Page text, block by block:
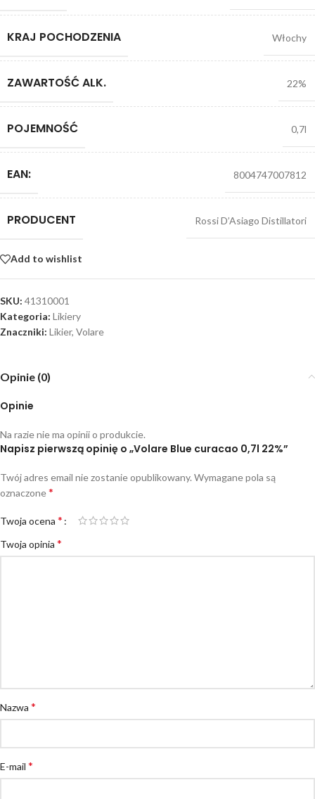
KRAJ POCHODZENIA Włochy
ZAWARTOŚĆ ALK. 22%
POJEMNOŚĆ 0,7l
EAN: 8004747007812
PRODUCENT Rossi D’Asiago Distillatori
Add to wishlist
SKU: 41310001
Kategoria: Likiery
Znaczniki: Likier, Volare
Opinie (0)
Opinie
Na razie nie ma opinii o produkcie.
Napisz pierwszą opinię o „Volare Blue curacao 0,7l 22%”
Twój adres email nie zostanie opublikowany. Wymagane pola są
oznaczone*
Twoja ocena *
Twoja opinia *
Nazwa *
E-mail *